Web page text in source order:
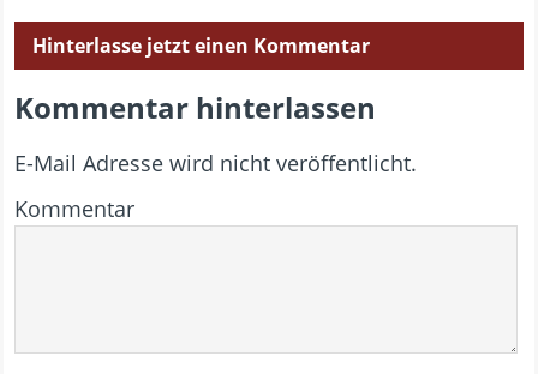
Hinterlasse jetzt einen Kommentar
Kommentar hinterlassen
E-Mail Adresse wird nicht veröffentlicht.
Kommentar